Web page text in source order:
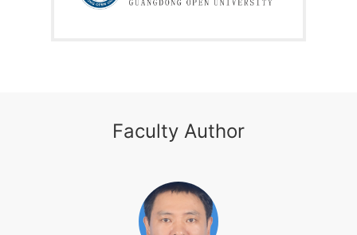
的工作任务，在教学视频的帮助下能保证学生独立完成
性。将课程内容进行项目分解，使得整个教学进程就是
学生设计与解决“项目驱动”的学习过程，课程全部学习
资质认证与企业标准，满足“中高职衔接”的课程要求，
课程考核方式多元化，贯彻“以赛促学、以赛促教、以
证助学、以证助教”的理念，用技能大赛来锻炼和提高
Faculty Author